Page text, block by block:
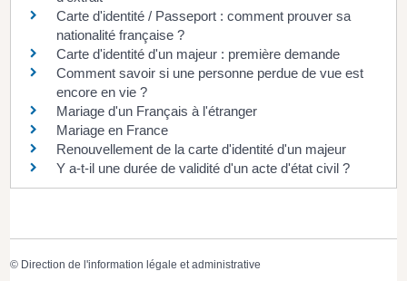
Carte d'identité / Passeport : comment prouver sa
nationalité française ?
Carte d'identité d'un majeur : première demande
Comment savoir si une personne perdue de vue est
encore en vie ?
Mariage d'un Français à l'étranger
Mariage en France
Renouvellement de la carte d'identité d'un majeur
Y a-t-il une durée de validité d'un acte d'état civil ?
© Direction de l'information légale et administrative